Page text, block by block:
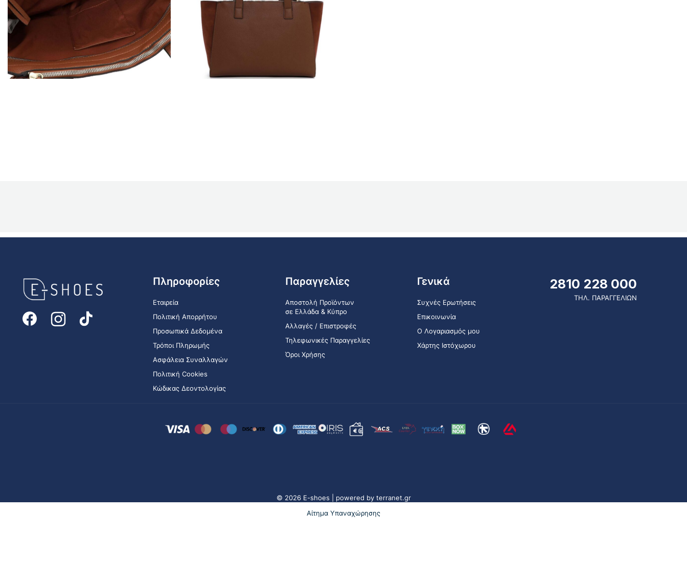
Πληροφορίες
Εταιρεία
Πολιτική Απορρήτου
Προσωπικά Δεδομένα
Τρόποι Πληρωμής
Ασφάλεια Συναλλαγών
Πολιτική Cookies
Κώδικας Δεοντολογίας
Παραγγελίες
Αποστολή Προϊόντων
σε Ελλάδα & Κύπρο
Αλλαγές / Επιστροφές
Τηλεφωνικές Παραγγελίες
Όροι Χρήσης
Γενικά
Συχνές Ερωτήσεις
Επικοινωνία
Ο Λογαριασμός μου
Χάρτης Ιστόχωρου
2810 228 000
ΤΗΛ. ΠΑΡΑΓΓΕΛΙΩΝ
© 2026 E-shoes | powered by terranet.gr
Αίτημα Υπαναχώρησης